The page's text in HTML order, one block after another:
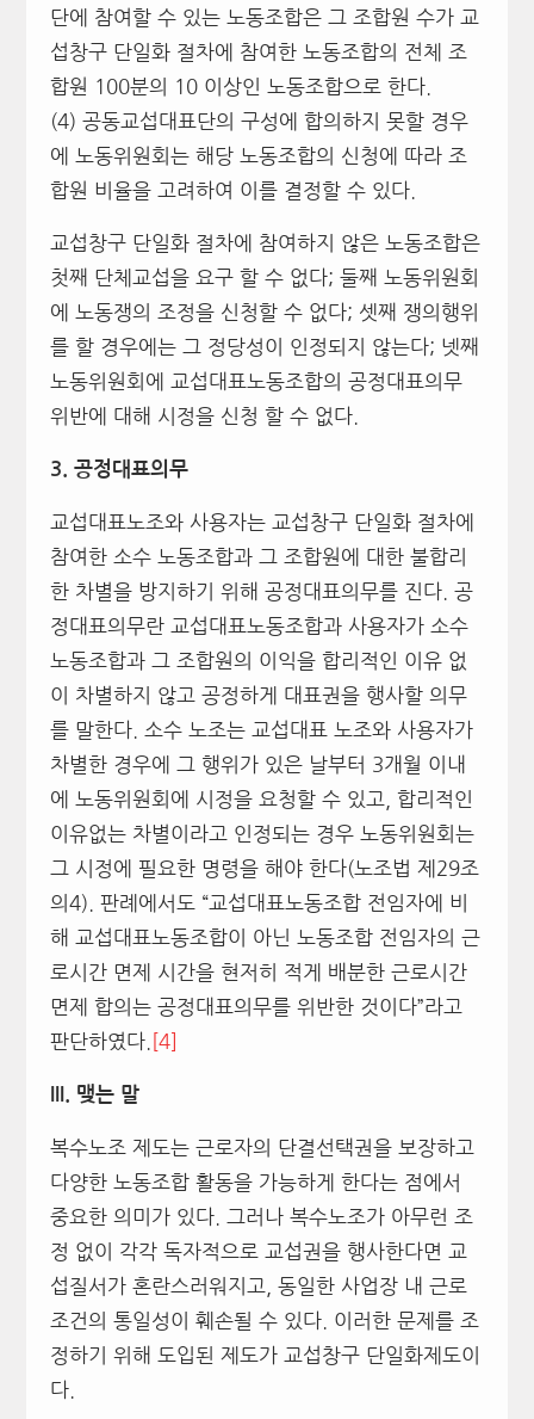
단에 참여할 수 있는 노동조합은 그 조합원 수가 교
섭창구 단일화 절차에 참여한 노동조합의 전체 조
합원 100분의 10 이상인 노동조합으로 한다.
(4) 공동교섭대표단의 구성에 합의하지 못할 경우
에 노동위원회는 해당 노동조합의 신청에 따라 조
합원 비율을 고려하여 이를 결정할 수 있다.
교섭창구 단일화 절차에 참여하지 않은 노동조합은
첫째 단체교섭을 요구 할 수 없다; 둘째 노동위원회
에 노동쟁의 조정을 신청할 수 없다; 셋째 쟁의행위
를 할 경우에는 그 정당성이 인정되지 않는다; 넷째
노동위원회에 교섭대표노동조합의 공정대표의무
위반에 대해 시정을 신청 할 수 없다.
3. 공정대표의무
교섭대표노조와 사용자는 교섭창구 단일화 절차에
참여한 소수 노동조합과 그 조합원에 대한 불합리
한 차별을 방지하기 위해 공정대표의무를 진다. 공
정대표의무란 교섭대표노동조합과 사용자가 소수
노동조합과 그 조합원의 이익을 합리적인 이유 없
이 차별하지 않고 공정하게 대표권을 행사할 의무
를 말한다. 소수 노조는 교섭대표 노조와 사용자가
차별한 경우에 그 행위가 있은 날부터 3개월 이내
에 노동위원회에 시정을 요청할 수 있고, 합리적인
이유없는 차별이라고 인정되는 경우 노동위원회는
그 시정에 필요한 명령을 해야 한다(노조법 제29조
의4). 판례에서도 “교섭대표노동조합 전임자에 비
해 교섭대표노동조합이 아닌 노동조합 전임자의 근
로시간 면제 시간을 현저히 적게 배분한 근로시간
면제 합의는 공정대표의무를 위반한 것이다”라고
판단하였다.
[4]
III. 맺는 말
복수노조 제도는 근로자의 단결선택권을 보장하고
다양한 노동조합 활동을 가능하게 한다는 점에서
중요한 의미가 있다. 그러나 복수노조가 아무런 조
정 없이 각각 독자적으로 교섭권을 행사한다면 교
섭질서가 혼란스러워지고, 동일한 사업장 내 근로
조건의 통일성이 훼손될 수 있다. 이러한 문제를 조
정하기 위해 도입된 제도가 교섭창구 단일화제도이
다.